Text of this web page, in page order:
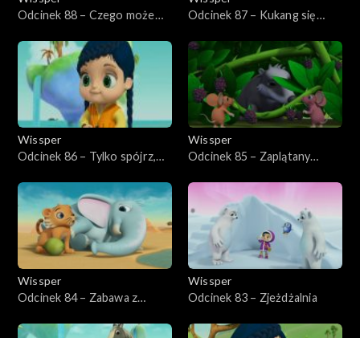
Odcinek 88 – Czego może
Odcinek 87 – Kukang się
Wissper
Odcinek 86 – Tylko spójrz,
Wissper
Odcinek 85 – Zaplątany
Wissper
Odcinek 84 – Zabawa z
Wissper
Odcinek 83 – Zjeżdżalnia